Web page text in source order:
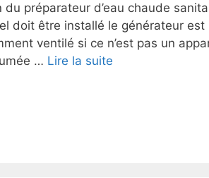
préparateur d’eau chaude
doit être installé le générateur est
ventilé si ce n’est pas un
… Lire la suite